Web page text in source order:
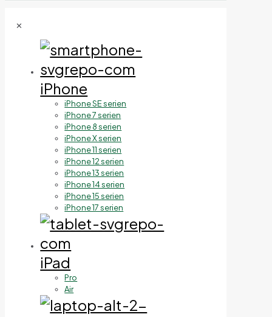
✕
iPhone
iPhone SE serien
iPhone 7 serien
iPhone 8 serien
iPhone X serien
iPhone 11 serien
iPhone 12 serien
iPhone 13 serien
iPhone 14 serien
iPhone 15 serien
iPhone 17 serien
iPad
Pro
Air